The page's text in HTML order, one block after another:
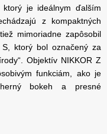
je ideálnym ďalším
z kompaktných
mimoriadne zapôsobil
ktorý bol označený za
Objektív NIKKOR Z
funkciám, ako je
bokeh a presné